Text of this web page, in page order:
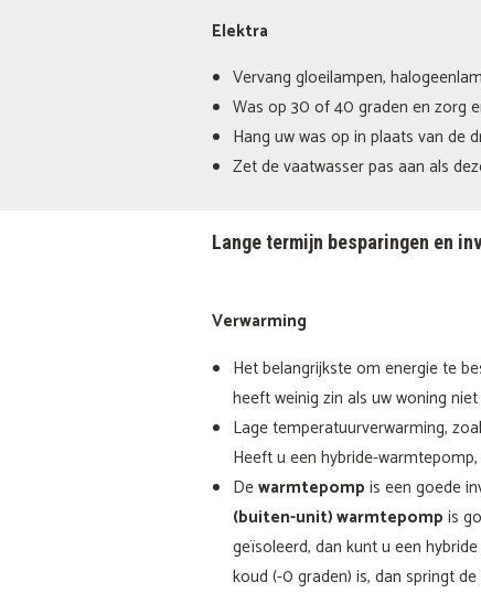
Elektra
Vervang gloeilampen,
Was op 30 of 40 graden en zorg
Hang uw was op in plaats van de
Zet de vaatwasser pas aan als
Lange termijn besparingen en
Verwarming
Het belangrijkste om energie te
heeft weinig zin als uw woning
Lage temperatuurverwarming,
Heeft u een hybride-
Dewarmtepomp is een goede
(buiten-unit) warmtepomp is
geïsoleerd, dan kunt u een
koud (-0 graden) is, dan springt